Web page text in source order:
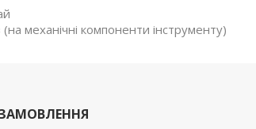
(на механічні компоненти інструменту)